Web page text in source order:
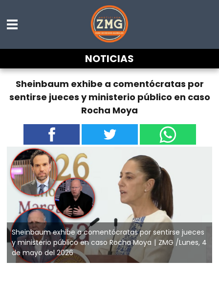
NOTICIAS
Sheinbaum exhibe a comentócratas por
sentirse jueces y ministerio público en caso
Rocha Moya
Sheinbaum exhibe a comentócratas por sentirse jueces
y ministerio público en caso Rocha Moya
ZMG /Lunes, 4
de mayo del 2026